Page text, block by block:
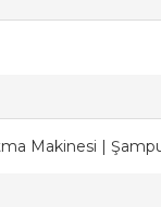
Makinesi |